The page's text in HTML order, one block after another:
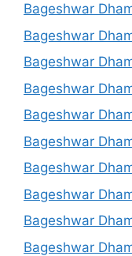
Bageshwar
Bageshwar
Bageshwar
Bageshwar
Bageshwar
Bageshwar
Bageshwar
Bageshwar
Bageshwar
Bageshwar